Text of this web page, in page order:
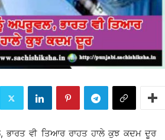
ਭਾਰਤ ਵੀ ਤਿਆਰ ਰਾਹਤ ਹਾਲੇ ਕੁਝ ਕਦਮ ਦੂਰ